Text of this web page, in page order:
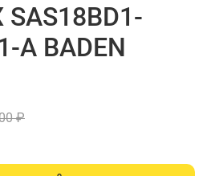
SAS18BD1-
A BADEN
₽